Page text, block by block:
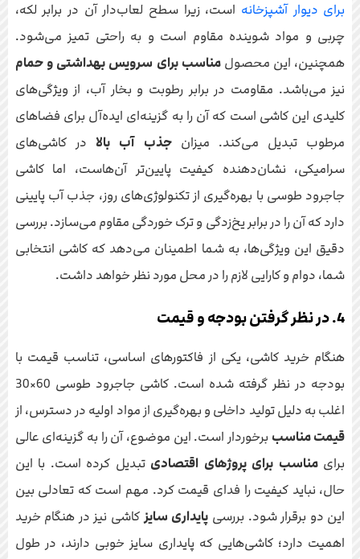
برای دیوار آشپزخانه است، زیرا سطح لعاب‌دار آن در برابر لکه،
چربی و مواد شوینده مقاوم است و به راحتی تمیز می‌شود.
همچنین، این محصولمناسب برای سرویس بهداشتی و حمام
نیز می‌باشد. مقاومت در برابر رطوبت و بخار آب، از ویژگی‌های
کلیدی این کاشی است که آن را به گزینه‌ای ایده‌آل برای فضاهای
مرطوب تبدیل می‌کند. میزانجذب آب بالادر کاشی‌های
سرامیکی، نشان‌دهنده کیفیت پایین‌تر آن‌هاست، اما کاشی
جاجرود طوسی با بهره‌گیری از تکنولوژی‌های روز، جذب آب پایینی
دارد که آن را در برابر یخ‌زدگی و ترک خوردگی مقاوم می‌سازد. بررسی
دقیق این ویژگی‌ها، به شما اطمینان می‌دهد که کاشی انتخابی
شما، دوام و کارایی لازم را در محل مورد نظر خواهد داشت.
4. در نظر گرفتن بودجه و قیمت
هنگام خرید کاشی، یکی از فاکتورهای اساسی، تناسب قیمت با
بودجه در نظر گرفته شده است. کاشی جاجرود طوسی 60×30
اغلب به دلیل تولید داخلی و بهره‌گیری از مواد اولیه در دسترس، از
قیمت مناسب برخوردار است. این موضوع، آن را به گزینه‌ای عالی
برایمناسب برای پروژهای اقتصادی تبدیل کرده است. با این
حال، نباید کیفیت را فدای قیمت کرد. مهم است که تعادلی بین
این دو برقرار شود. بررسی پایداری سایزکاشی نیز در هنگام خرید
اهمیت دارد؛ کاشی‌هایی که پایداری سایز خوبی دارند، در طول